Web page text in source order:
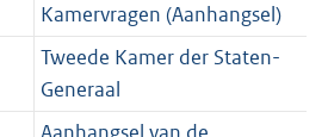
Kamervragen (Aanhangsel)
Tweede Kamer der Staten-
Generaal